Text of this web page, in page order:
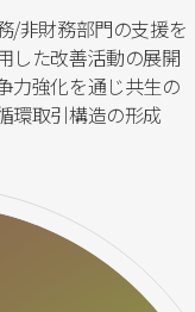
/非財務部門の支援を
した改善活動の展開
力強化を通じ共生の
環取引構造の形成